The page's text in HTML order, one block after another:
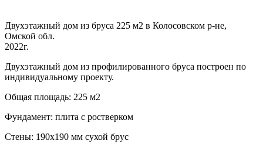
Двухэтажный дом из бруса 225 м2 в Колосовском р-не,
Омской обл.
2022г.
Двухэтажный дом из профилированного бруса построен по
индивидуальному проекту.
Общая площадь: 225 м2
Фундамент: плита с ростверком
Стены: 190х190 мм сухой брус